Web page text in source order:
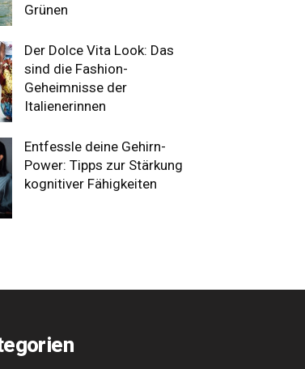
Grünen
Der Dolce Vita Look: Das
sind die Fashion-
Geheimnisse der
Italienerinnen
Entfessle deine Gehirn-
Power: Tipps zur Stärkung
kognitiver Fähigkeiten